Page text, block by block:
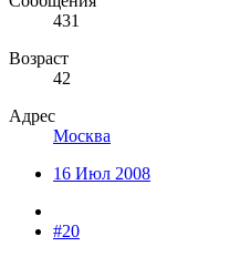
431
Возраст
42
Адрес
Москва
16 Июл 2008
#20